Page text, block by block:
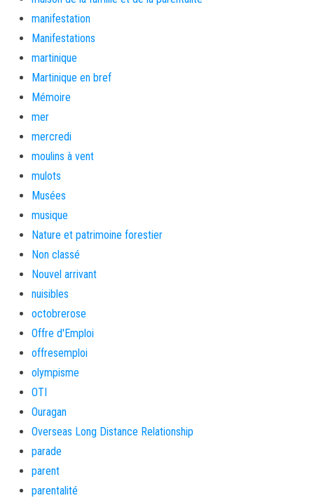
manifestation
Manifestations
martinique
Martinique en bref
Mémoire
mer
mercredi
moulins à vent
mulots
Musées
musique
Nature et patrimoine forestier
Non classé
Nouvel arrivant
nuisibles
octobrerose
Offre d'Emploi
offresemploi
olympisme
OTI
Ouragan
Overseas Long Distance Relationship
parade
parent
parentalité